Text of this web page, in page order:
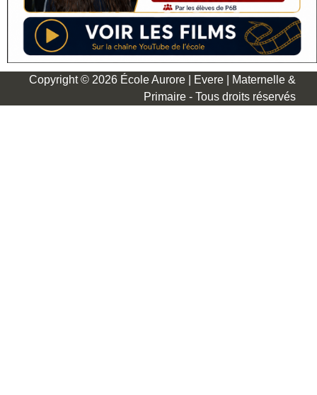
Copyright © 2026 École Aurore | Evere | Maternelle &
Primaire - Tous droits réservés